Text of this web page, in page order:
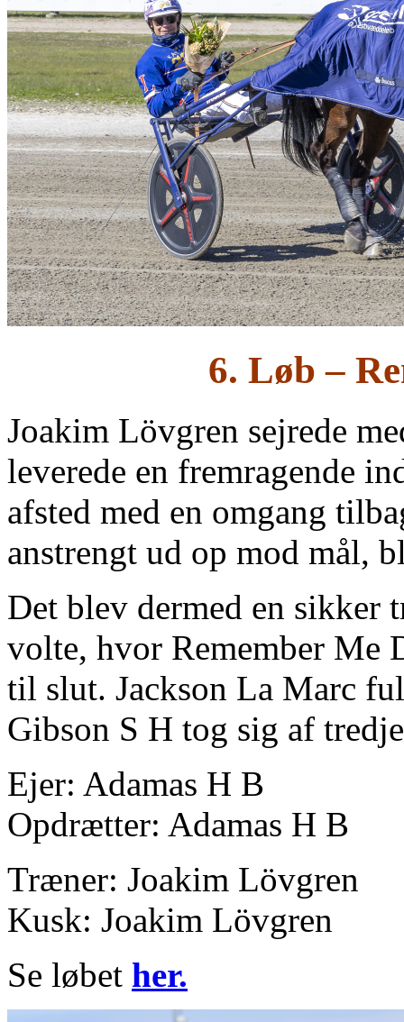
6. Løb –
Joakim Lövgren sejrede
leverede en fremragende
afsted med en omgang
anstrengt ud op mod mål,
Det blev dermed en sikker
volte, hvor Remember Me
til slut. Jackson La Marc
Gibson S H tog sig af
Ejer: Adamas H B
Opdrætter: Adamas H B
Træner: Joakim Lövgren
Kusk: Joakim Lövgren
Se løbet her.